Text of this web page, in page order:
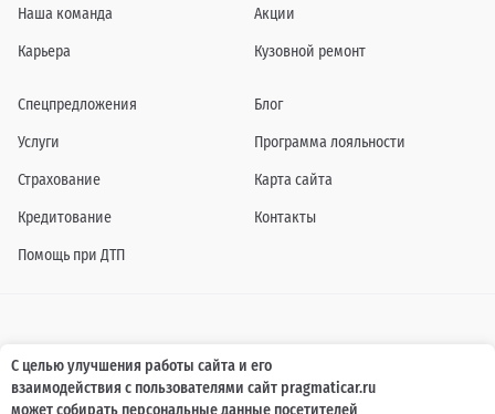
Наша команда
Карьера
Акции
Кузовной ремонт
Спецпредложения
Услуги
Страхование
Кредитование
Помощь при ДТП
Блог
Программа лояльности
Карта сайта
Контакты
Информация о технических характеристиках, составе комплектаций, цветовой
гамме и стоимости автомобилей, а также действующих акциях, сроках и условиях
их проведения, указанных на сайте www.pragmaticar.ru, носит информационный
характер и ни при каких условиях не является публичной офертой,
С целью улучшения работы сайта и его
взаимодействия с пользователями сайт pragmaticar.ru
может собирать персональные данные посетителей